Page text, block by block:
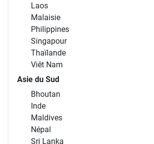
Laos
Malaisie
Philippines
Singapour
Thaïlande
Viêt Nam
Asie du Sud
Bhoutan
Inde
Maldives
Népal
Sri Lanka